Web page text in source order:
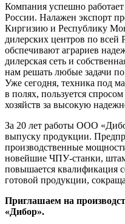
Компания успешно
России. Налажен экспорт
Киргизию и Республику
дилерских центров по
обспечивают аграриев
дилерская сеть и
нам решать любые задачи по
Уже сегодня, техника под
в полях, пользуется
хозяйств за высокую
За 20 лет работы ООО
выпуску продукции.
производственные
новейшие ЧПУ-станки,
повышается квалификация
готовой продукции,
Приглашаем на
«Дибор».